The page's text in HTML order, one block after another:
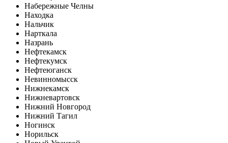
Набережные Челны
Находка
Нальчик
Нарткала
Назрань
Нефтекамск
Нефтекумск
Нефтеюганск
Невинномысск
Нижнекамск
Нижневартовск
Нижний Новгород
Нижний Тагил
Ногинск
Норильск